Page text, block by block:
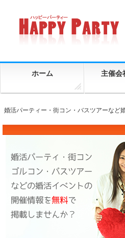
ホーム 主催会
婚活パーティー・街コン・バスツアーなど